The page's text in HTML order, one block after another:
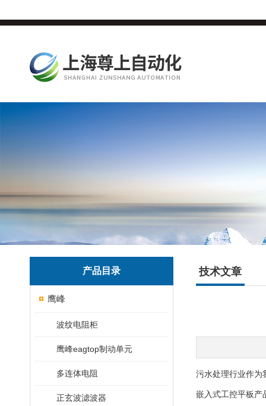
产品目录
鹰峰
波纹电阻柜
鹰峰eagtop制动单元
多连体电阻
正玄波滤波器
技术文章
污水处理行业作为
嵌入式工控平板产